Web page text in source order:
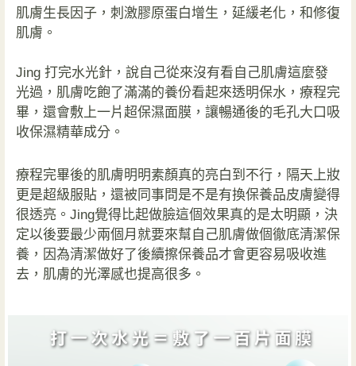
肌膚生長因子，刺激膠原蛋白增生，延緩老化，和修復
肌膚。
Jing 打完水光針，說自己從來沒有看自己肌膚這麼發
光過，肌膚吃飽了滿滿的養份看起來透明保水，療程完
畢，還會敷上一片超保濕面膜，讓暢通後的毛孔大口吸
收保濕精華成分。
療程完畢後的肌膚明明素顏真的亮白到不行，隔天上妝
更是超級服貼，還被同事問是不是有換保養品皮膚變得
很透亮。Jing覺得比起做臉這個效果真的是太明顯，決
定以後要最少兩個月就要來幫自己肌膚做個徹底清潔保
養，因為清潔做好了後續擦保養品才會更容易吸收進
去，肌膚的光澤感也提高很多。